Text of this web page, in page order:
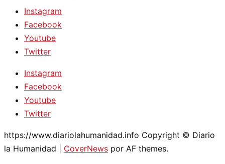
Instagram
Facebook
Youtube
Twitter
Instagram
Facebook
Youtube
Twitter
https://www.diariolahumanidad.info Copyright © Diario
la Humanidad
CoverNews por AF themes.